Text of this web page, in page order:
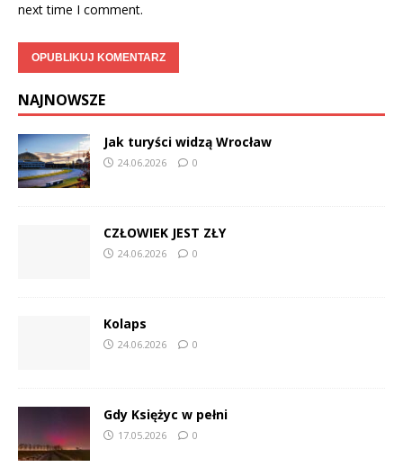
next time I comment.
NAJNOWSZE
Jak turyści widzą Wrocław
24.06.2026 0
CZŁOWIEK JEST ZŁY
24.06.2026 0
Kolaps
24.06.2026 0
Gdy Księżyc w pełni
17.05.2026 0